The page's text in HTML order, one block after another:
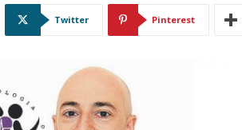
Twitter Pinterest